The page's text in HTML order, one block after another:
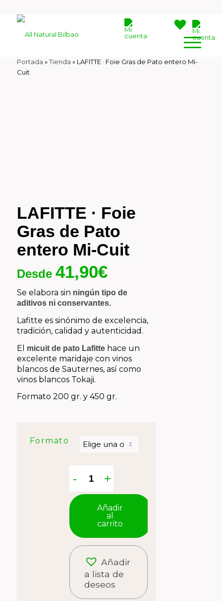
Portada »Tienda » LAFITTE · Foie Gras de Pato entero Mi-
Cuit
LAFITTE · Foie
Gras de Pato
entero Mi-Cuit
Desde 41,90€
Se elabora sin ningún tipo de
aditivos ni conservantes.
Lafitte es sinónimo de excelencia,
tradición, calidad y autenticidad.
El
micuit de pato Lafitte hace un
excelente maridaje con vinos
blancos de Sauternes, así como
vinos blancos Tokaji.
Formato 200 gr. y 450 gr.
Formato
Añadir
al
carrito
Añadir
a lista de
deseos